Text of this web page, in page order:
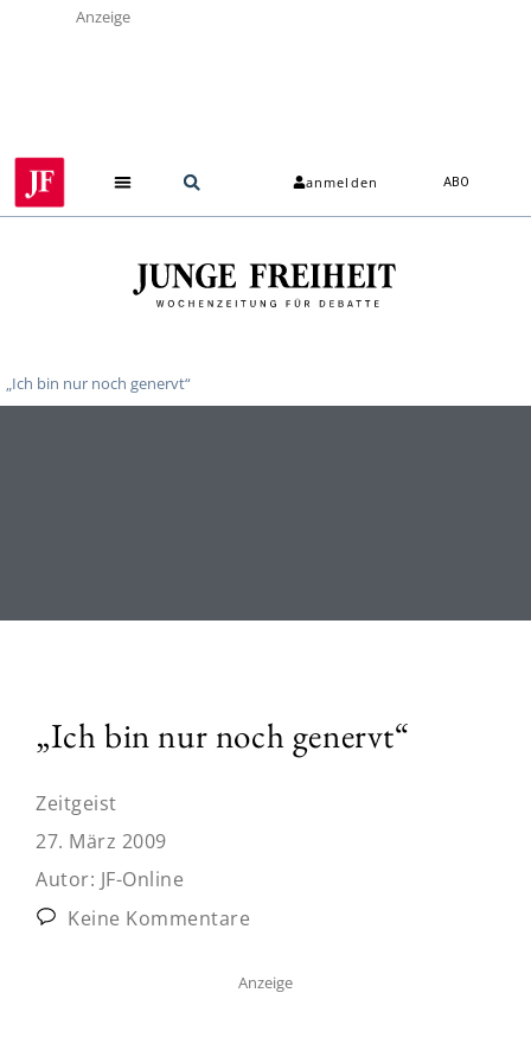
Anzeige
anmelden ABO
„Ich bin nur noch genervt“
„Ich bin nur noch genervt“
Zeitgeist
27. März 2009
Autor: JF-Online
Keine Kommentare
Anzeige